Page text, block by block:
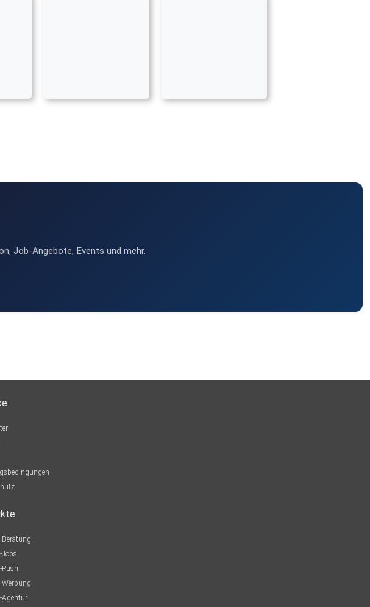
Job-Angebote, Events und mehr.
Beratung
Jobs
Push
Werbung
Agentur